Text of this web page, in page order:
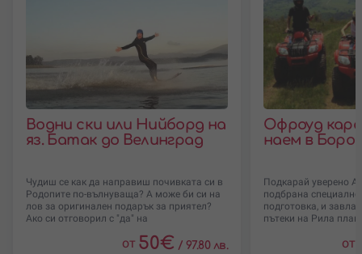
Водни ски или Нийборд на
яз. Батак до Велинград
Чудиш се как да направиш почивката си в
Родопите по-вълнуваща? А може би си на
лов за оригинален подарък за приятел?
Ако си отговорил с "да" на
от 50€ / 97.80 лв.
Офроуд
наем в
Подкарай уверено
подбрана
подготовка, и
пътеки на Рила
от